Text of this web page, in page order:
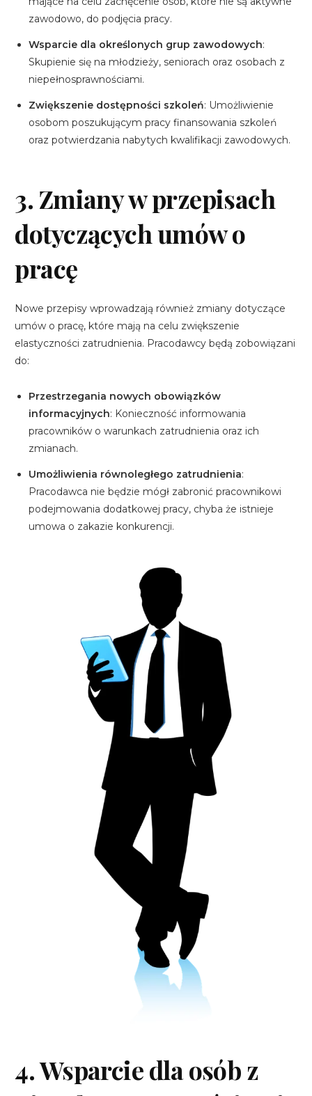
zawodowo, do podjęcia pracy.
Wsparcie dla określonych grup zawodowych:
Skupienie się na młodzieży, seniorach oraz osobach z
niepełnosprawnościami.
Zwiększenie dostępności szkoleń: Umożliwienie
osobom poszukującym pracy finansowania szkoleń
oraz potwierdzania nabytych kwalifikacji zawodowych.
3. Zmiany w przepisach
dotyczących umów o
pracę
Nowe przepisy wprowadzają również zmiany dotyczące
umów o pracę, które mają na celu zwiększenie
elastyczności zatrudnienia. Pracodawcy będą zobowiązani
do:
Przestrzegania nowych obowiązków
informacyjnych: Konieczność informowania
pracowników o warunkach zatrudnienia oraz ich
zmianach.
Umożliwienia równoległego zatrudnienia:
Pracodawca nie będzie mógł zabronić pracownikowi
podejmowania dodatkowej pracy, chyba że istnieje
umowa o zakazie konkurencji.
4. Wsparcie dla osób z